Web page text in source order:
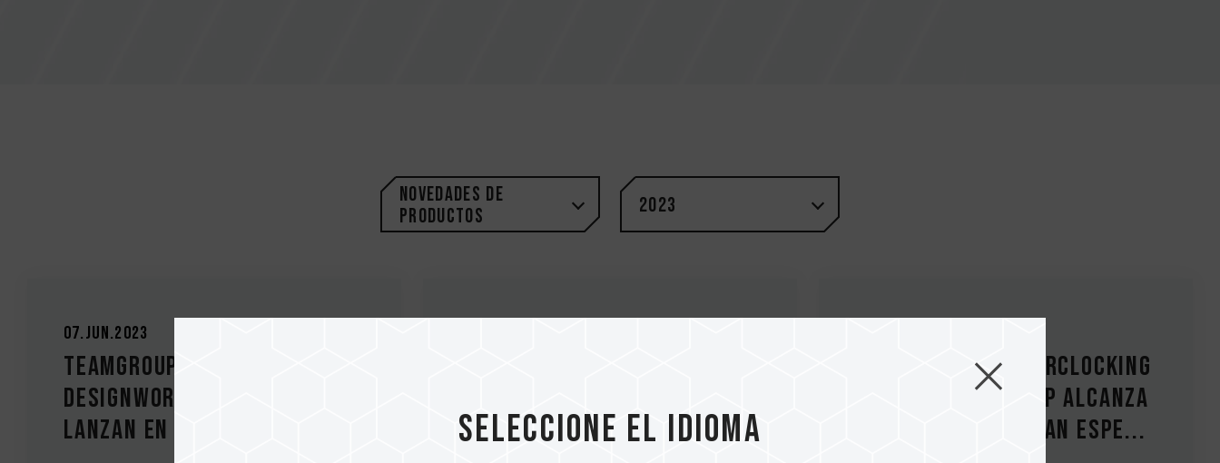
Novedades de
productos
2023
07.Jun.2023
TEAMGROUP y ASETEK
Designworks desarrollan y
lanzan en conjunto el enf...
sólido MP44, MP44S y MP3...
La memoria de overclocking
DDR5 de TEAMGROUP alcanza
otra cima Se lanzan espe...
Seleccione el idioma